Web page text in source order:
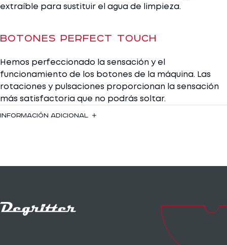
extraíble para sustituir el agua de limpieza.
Botones Perfect Touch
Hemos perfeccionado la sensación y el
funcionamiento de los botones de la máquina. Las
rotaciones y pulsaciones proporcionan la sensación
más satisfactoria que no podrás soltar.
Información adicional